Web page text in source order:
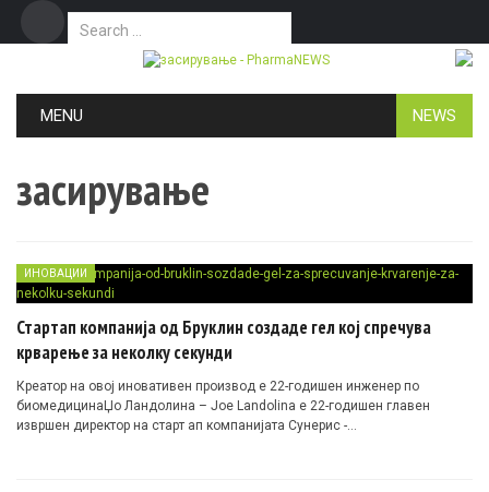
Search for:
MENU NEWS
засирување
ИНОВАЦИИ
Стартап компанија од Бруклин создаде гел кој спречува
крварење за неколку секунди
Креатор на овој иновативен производ е 22-годишен инженер по
биомедицинаЏо Ландолина – Joe Landolina е 22-годишен главен
извршен директор на старт ап компанијата Сунерис -…